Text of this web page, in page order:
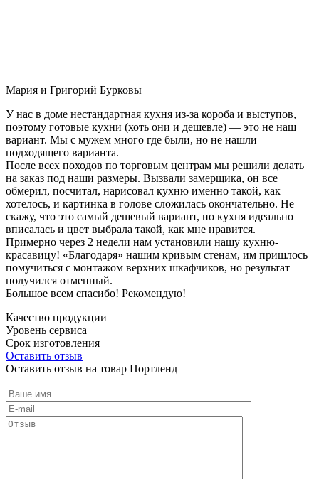
Мария и Григорий Бурковы
У нас в доме нестандартная кухня из-за короба и выступов,
поэтому готовые кухни (хоть они и дешевле) — это не наш
вариант. Мы с мужем много где были, но не нашли
подходящего варианта.
После всех походов по торговым центрам мы решили делать
на заказ под наши размеры. Вызвали замерщика, он все
обмерил, посчитал, нарисовал кухню именно такой, как
хотелось, и картинка в голове сложилась окончательно. Не
скажу, что это самый дешевый вариант, но кухня идеально
вписалась и цвет выбрала такой, как мне нравится.
Примерно через 2 недели нам установили нашу кухню-
красавицу! «Благодаря» нашим кривым стенам, им пришлось
помучиться с монтажом верхних шкафчиков, но результат
получился отменный.
Большое всем спасибо! Рекомендую!
Качество продукции
Уровень сервиса
Срок изготовления
Оставить отзыв
Оставить отзыв на товар Портленд